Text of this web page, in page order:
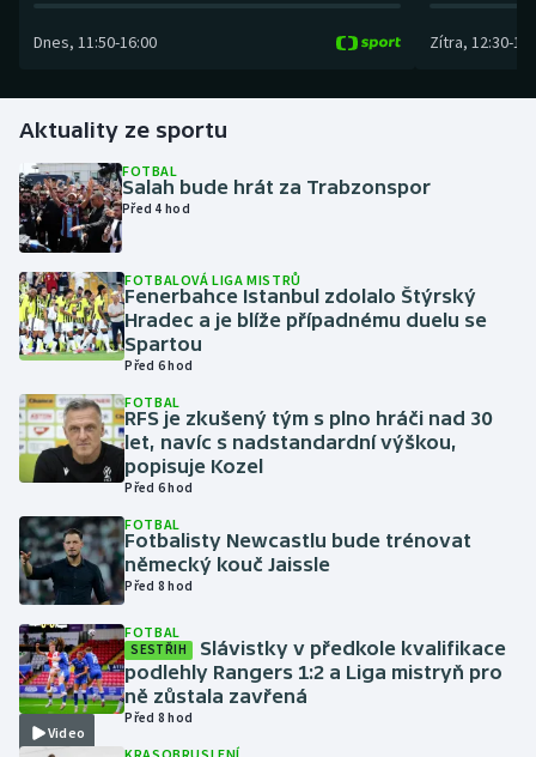
Futsal
Golf
Gymnastika
Házená
Jezdectví
Judo
Krasobruslení
Lezení
Moderní pětiboj
Motorsport
Olympijské hry
Parasport
Dnes, 11:50-16:00 Zítra, 12:30-
Aktuality ze sportu
FOTBAL
Salah bude hrát za Trabzonspor
Před 4 hod
FOTBALOVÁ LIGA MISTRŮ
Fenerbahce Istanbul zdolalo Štýrský
Hradec a je blíže případnému duelu se
Spartou
Před 6 hod
FOTBAL
RFS je zkušený tým s plno hráči nad 30
let, navíc s nadstandardní výškou,
popisuje Kozel
Před 6 hod
FOTBAL
Fotbalisty Newcastlu bude trénovat
německý kouč Jaissle
Před 8 hod
Video
FOTBAL
SESTŘIH
Slávistky v předkole kvalifikace
podlehly Rangers 1:2 a Liga mistryň pro
ně zůstala zavřená
Před 8 hod